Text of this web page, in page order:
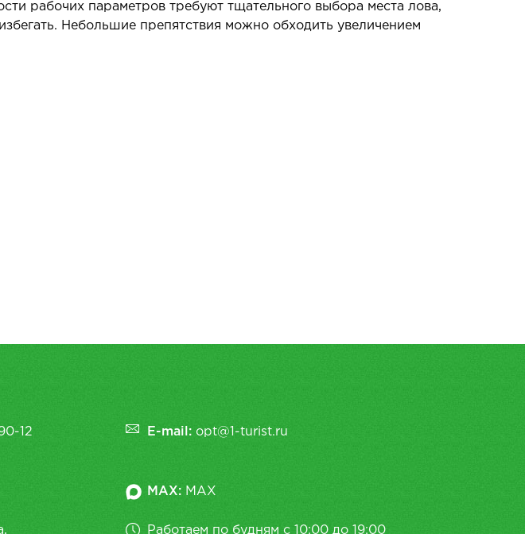
рабочих параметров требуют тщательного выбора места лова,
Небольшие препятствия можно обходить увеличением
12 E-mail: opt@1-turist.ru
MAX: MAX
Работаем по будням с 10:00 до 19:00